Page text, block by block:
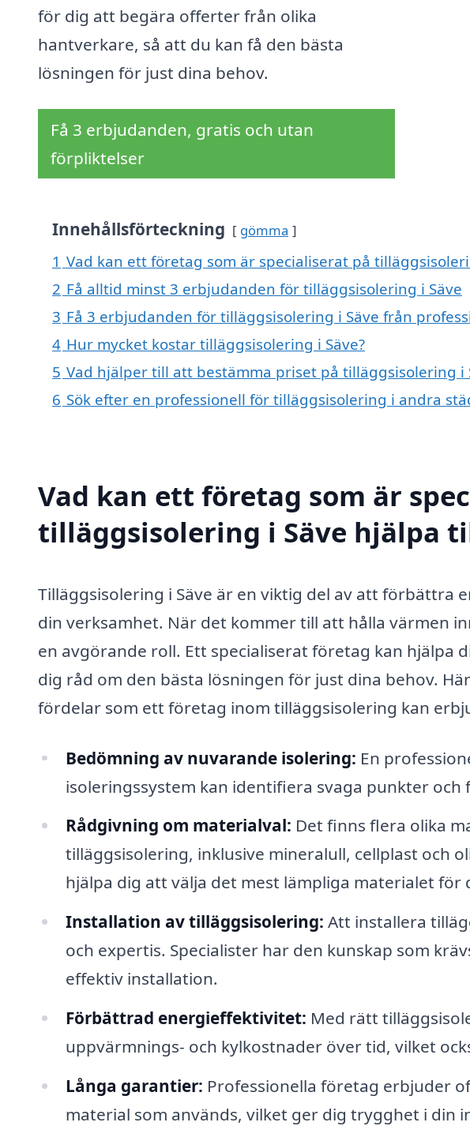
för dig att begära offerter från olika
hantverkare, så att du kan få den bästa
lösningen för just dina behov.
Få 3 erbjudanden, gratis och utan
förpliktelser
Innehållsförteckning gömma
1 Vad kan ett företag som är specialiserat på
2 Få alltid minst 3 erbjudanden för tilläggsisolering i Säve
3 Få 3 erbjudanden för tilläggsisolering i Säve från
4 Hur mycket kostar tilläggsisolering i Säve?
5 Vad hjälper till att bestämma priset på tilläggsisolering i
6 Sök efter en professionell för tilläggsisolering i andra
Vad kan ett företag som är
tilläggsisolering i Säve hjälpa
Tilläggsisolering i Säve är en viktig del av att förbättra
din verksamhet. När det kommer till att hålla värmen
en avgörande roll. Ett specialiserat företag kan hjälpa
dig råd om den bästa lösningen för just dina behov.
fördelar som ett företag inom tilläggsisolering kan
Bedömning av nuvarande isolering: En
isoleringssystem kan identifiera svaga punkter
Rådgivning om materialval: Det finns flera olika
tilläggsisolering, inklusive mineralull, cellplast och
hjälpa dig att välja det mest lämpliga materialet för
Installation av tilläggsisolering: Att installera
och expertis. Specialister har den kunskap som
effektiv installation.
Förbättrad energieffektivitet: Med rätt
uppvärmnings- och kylkostnader över tid, vilket
Långa garantier: Professionella företag erbjuder
material som används, vilket ger dig trygghet i din